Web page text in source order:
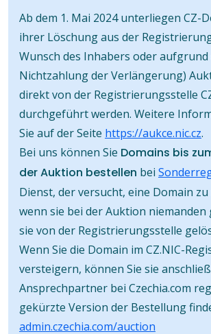
Ab dem 1. Mai 2024 unterliegen CZ-
ihrer Löschung aus der
Wunsch des Inhabers oder aufgrund
Nichtzahlung der Verlängerung)
direkt von der Registrierungsstelle
durchgeführt werden. Weitere
Sie auf der Seite https://aukce.nic.cz.
Bei uns können Sie Domains bis
der Auktion bestellen bei
Dienst, der versucht, eine Domain
wenn sie bei der Auktion niemanden
sie von der Registrierungsstelle
Wenn Sie die Domain im CZ.NIC-
versteigern, können Sie sie
Ansprechpartner bei Czechia.com
gekürzte Version der Bestellung
admin.czechia.com/auction